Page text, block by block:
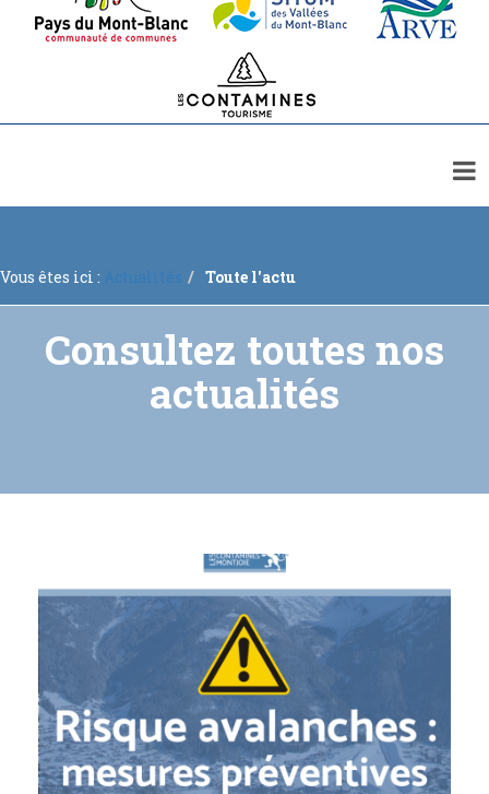
À VOTRE SERVICE
URBANISME
Vous êtes ici : Actualités Toute l'actu
Consultez toutes nos
actualités